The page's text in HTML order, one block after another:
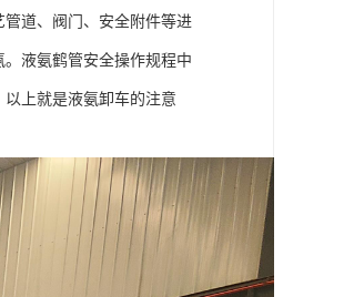
道、阀门、安全附件等进
液氨鹤管安全操作规程中
上就是液氨卸车的注意